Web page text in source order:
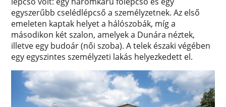
egyszerűbb cselédlépcső a személyzetnek. Az első
emeleten kaptak helyet a hálószobák, míg a
másodikon két szalon, amelyek a Dunára néztek,
illetve egy budoár (női szoba). A telek északi végében
egy egyszintes személyzeti lakás helyezkedett el.